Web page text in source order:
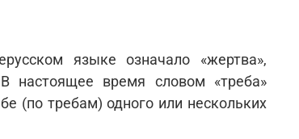
языке означало «жертва»,
настоящее время словом «треба»
(по требам) одного или нескольких